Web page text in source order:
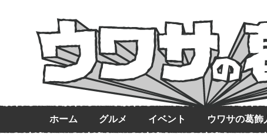
ホーム グルメ イベント ウワサの葛飾